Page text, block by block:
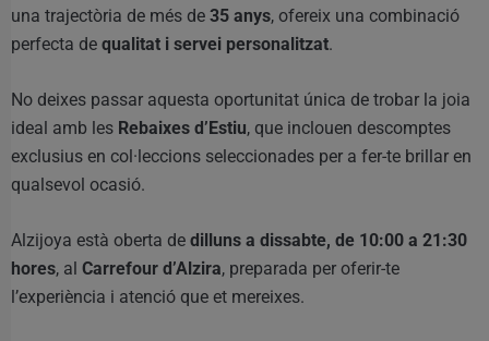
una trajectòria de més de 35 anys, ofereix una combinació
perfecta de qualitat i servei personalitzat.
No deixes passar aquesta oportunitat única de trobar la joia
ideal amb les Rebaixes d’Estiu, que inclouen descomptes
exclusius en col·leccions seleccionades per a fer-te brillar en
qualsevol ocasió.
Alzijoya està oberta de dilluns a dissabte, de 10:00 a 21:30
hores, al Carrefour d’Alzira, preparada per oferir-te
l’experiència i atenció que et mereixes.